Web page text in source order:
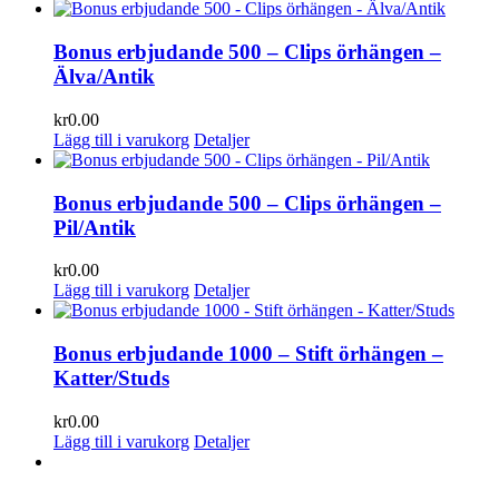
Bonus erbjudande 500 – Clips örhängen –
Älva/Antik
kr0.00
Lägg till i varukorg Detaljer
Bonus erbjudande 500 – Clips örhängen –
Pil/Antik
kr0.00
Lägg till i varukorg Detaljer
Bonus erbjudande 1000 – Stift örhängen –
Katter/Studs
kr0.00
Lägg till i varukorg Detaljer